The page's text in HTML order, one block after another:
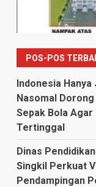
POS-POS
Indonesia
Nasomal
Sepak Bola
Tertinggal
Dinas
Singkil Perkuat
Pendampingan